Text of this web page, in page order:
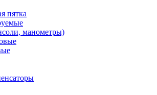
пятка
манометры)